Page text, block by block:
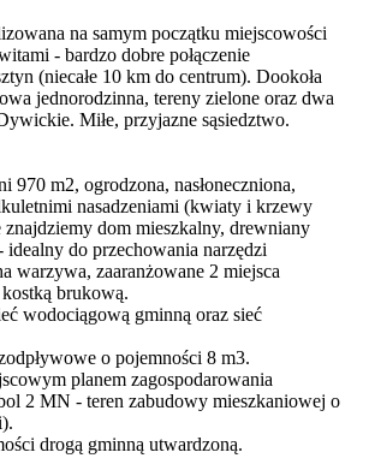
na samym początku miejscowości
- bardzo dobre połączenie
(niecałe 10 km do centrum). Dookoła
jednorodzinna, tereny zielone oraz dwa
Miłe, przyjazne sąsiedztwo.
970 m2, ogrodzona, nasłoneczniona,
nasadzeniami (kwiaty i krzewy
znajdziemy dom mieszkalny, drewniany
idealny do przechowania narzędzi
warzywa, zaaranżowane 2 miejsca
brukową.
wodociągową gminną oraz sieć
o pojemności 8 m3.
planem zagospodarowania
2 MN - teren zabudowy mieszkaniowej o
drogą gminną utwardzoną.